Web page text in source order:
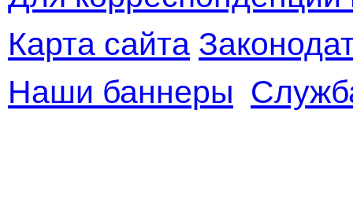
Карта сайта
Наши баннеры